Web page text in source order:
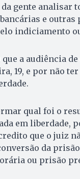
gente analisar
e outras
indiciamento
a audiência
19, e por não
qual foi o
em liberdade,
que o juiz
da
ou prisão